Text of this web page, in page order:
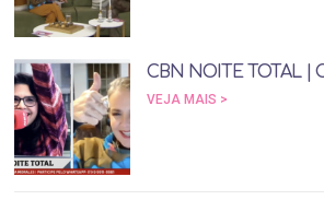
CBN NOITE TOTAL |
VEJA MAIS >